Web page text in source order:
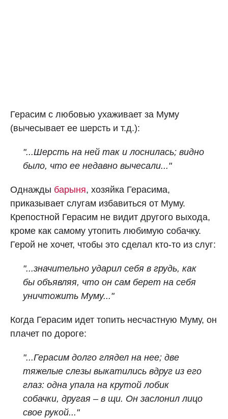
Герасим с любовью ухаживает за Муму
(вычесывает ее шерсть и т.д.):
"...Шерсть на ней так и лоснилась; видно
было, что ее недавно вычесали..."
Однажды барыня, хозяйка Герасима,
приказывает слугам избавиться от Муму.
Крепостной Герасим не видит другого выхода,
кроме как самому утопить любимую собачку.
Герой не хочет, чтобы это сделал кто-то из слуг:
"...значительно ударил себя в грудь, как
бы объявляя, что он сам берет на себя
уничтожить Муму..."
Когда Герасим идет топить несчастную Муму, он
плачет по дороге:
"...Герасим долго глядел на нее; две
тяжелые слезы выкатились вдруг из его
глаз: одна упала на крутой лобик
собачки, другая – в щи. Он заслонил лицо
свое рукой..."